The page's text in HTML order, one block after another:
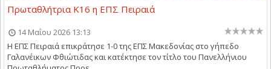
Πρωταθλήτρια Κ16 η ΕΠΣ Πειραιά
14 Μαΐου 2026 13:13
Η ΕΠΣ Πειραιά επικράτησε 1-0 της ΕΠΣ Μακεδονίας στο γήπεδο
Γαλανέικων Φθιώτιδας και κατέκτησε τον τίτλο του Πανελλήνιου